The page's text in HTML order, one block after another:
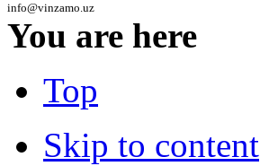
info@vinzamo.uz
You are here
Top
Skip to content